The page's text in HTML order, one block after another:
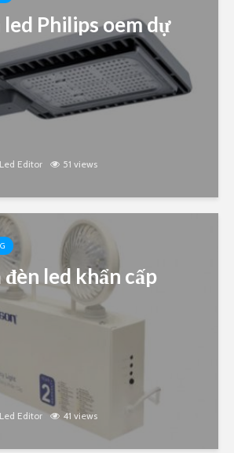
led Philips oem dự
Editor 51 views
led khẩn cấp
Editor 41 views